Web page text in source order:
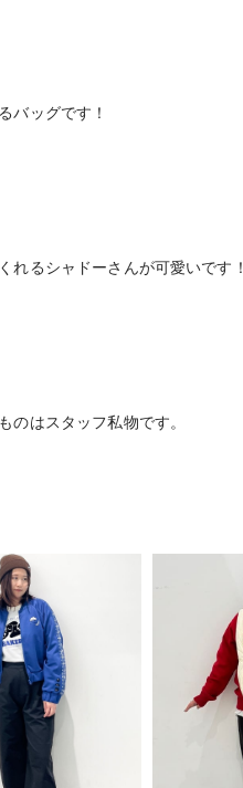
バッグです！
れるシャドーさんが可愛いです！
はスタッフ私物です。